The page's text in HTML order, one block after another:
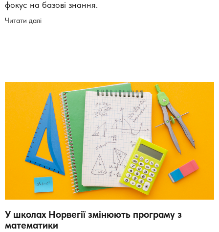
фокус на базові знання.
Читати далі
У школах Норвегії змінюють програму з
математики